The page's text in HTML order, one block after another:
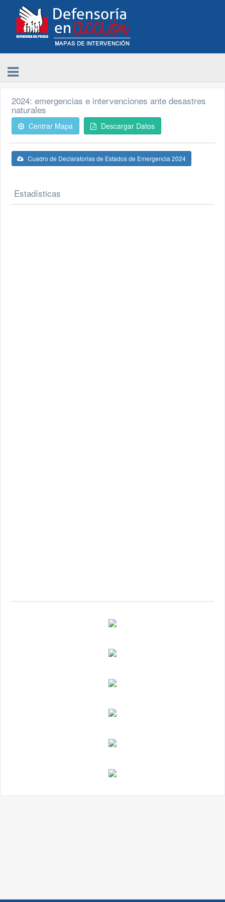
2024: emergencias e intervenciones ante desastres
naturales
Centrar Mapa Descargar Datos
Cuadro de Declaratorias de Estados de Emergencia 2024
Estadísticas